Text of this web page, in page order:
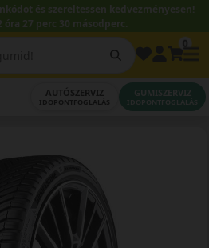
és szereltessen kedvezményesen!
óra 27 perc 28 másodperc.
AUTÓSZERVIZ
IDŐPONTFOGLALÁS
GUMISZERVIZ
IDŐPONTFOGLALÁS